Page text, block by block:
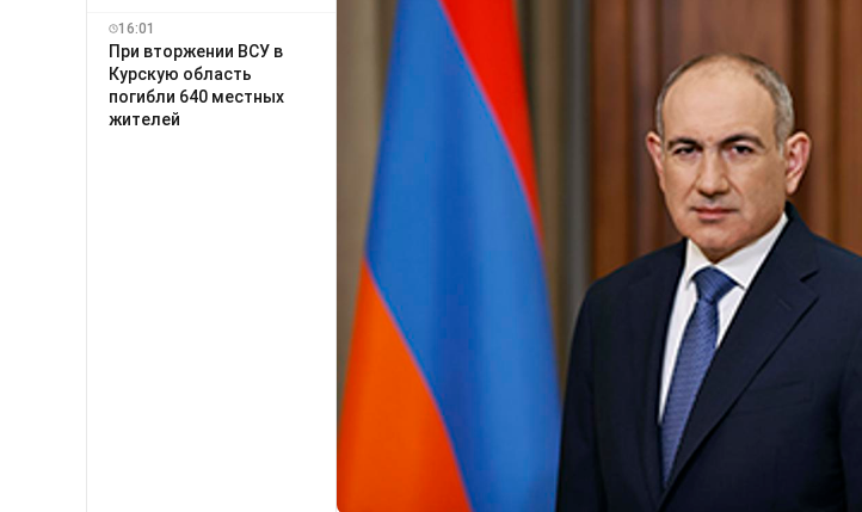
16:01
При вторжении ВСУ в
Курскую область
погибли 640 местных
жителей